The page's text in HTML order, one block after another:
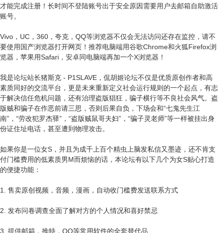
才能完成注册！长时间不登陆账号出于安全原因需要用户去邮箱自助激活
账号。
Vivo，UC，360，夸克，QQ等浏览器不仅会无法访问还存在监控，请不
要使用国产浏览器打开网页！推荐电脑端用谷歌Chrome和火狐Firefox浏
览器，苹果用Safari，安卓同电脑端再加一个X浏览器！
我是论坛站长猪斯克 - P1SLAVE，侃胡姬论坛不仅是优质原创作者和高
素质同好的交流平台，更是未来重新定义社会运行规则的一个起点，有志
于解决信任危机问题，还有治理盗版猖狂，骗子横行等不良社会风气。盗
版贼和骗子在作恶前请三思，否则后果自负，下场会和“七鬼先生江
南”，“劳改犯罗杰驿”，“盗版贼鼠哥夫妇”，“骗子灵老师”等一样被挂出身
份证住址电话，甚至遭到物理攻击。
如果你是一位女S，并且为成千上百个精虫上脑发私信又墨迹，还不肯支
付门槛费用的低素质男M而烦恼的话，本论坛有以下几个为女S贴心打造
的便捷功能：
1. 售卖原创视频，音频，漫画，自动收门槛费发送联系方式
2. 发布问卷调查全面了解对方的个人情况和喜好禁忌
3. 提供邮箱，推特，QQ等常用软件的全套替代品